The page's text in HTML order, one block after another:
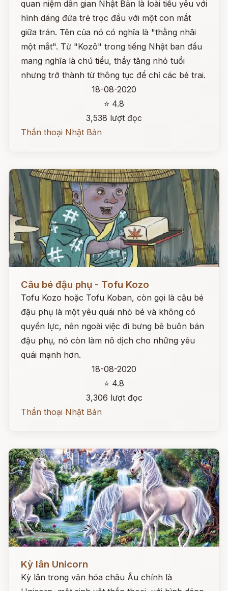
quan niệm dân gian Nhật Bản là loài tiểu yêu với
hình dáng đứa trẻ trọc đầu với một con mắt
giữa trán. Tên của nó có nghĩa là "thằng nhãi
một mắt". Từ "Kozō" trong tiếng Nhật ban đầu
mang nghĩa là chú tiểu, thầy tăng nhỏ tuổi
nhưng trở thành từ thông tục để chỉ các bé trai.
18-08-2020
⭐ 4.8
3,538 lượt đọc
Thần thoại Nhật Bản
Câu bé đậu phụ - Tofu Kozo
Tofu Kozo hoặc Tofu Koban, còn gọi là cậu bé
đậu phụ là một yêu quái nhỏ bé và không có
quyền lực, nên ngoài việc đi bưng bê buôn bán
đậu phụ, nó còn làm nô dịch cho những yêu
quái mạnh hơn.
18-08-2020
⭐ 4.8
3,306 lượt đọc
Thần thoại Nhật Bản
Kỳ lân Unicorn
Kỳ lân trong văn hóa châu Âu chính là